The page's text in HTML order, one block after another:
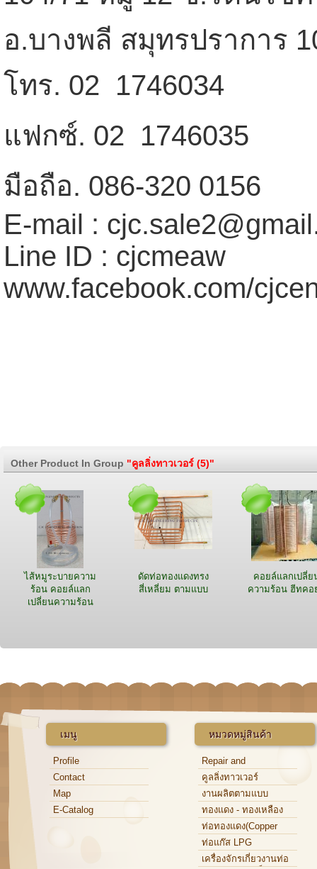
อ.บางพลี สมุทรปราการ
โทร. 02  1746034
แฟกซ์. 02  1746035
มือถือ. 086-320 0156
E-mail :
Line ID : cjcmeaw
www.facebook.com/
Other Product In Group "คูลลิ่งทาวเวอร์ (5)"
ไส้หมูระบายความ
ร้อน คอยล์แลก
เปลี่ยนความร้อน
ดัดท่อทองแดงทรง
สี่เหลี่ยม ตามแบบ
คอยล์แลกเปลี่ย
ความร้อน ฮีทคอ
เมนู
Profile
Contact
Map
E-Catalog
หมวดหมู่สินค้า
Repair and
Maintenance
คูลลิ่งทาวเวอร์
งานผลิตตามแบบ
ทองแดง - ทองเหลือง
ท่อทองแดง(Copper
Tube)
ท่อแก๊ส LPG
เครื่องจักรเกี่ยวงานท่อ